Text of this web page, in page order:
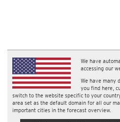
We have
accessing our
We have many
you find here,
switch to the website specific to your
area set as the default domain for all our
important cities in the forecast overview.